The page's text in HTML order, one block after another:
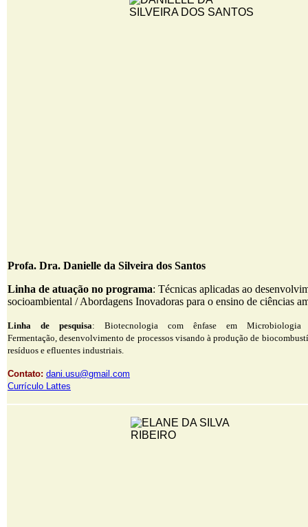
Profa. Dra. Danielle da Silveira dos Santos
Linha de atuação no programa: Técnicas aplicadas ao
socioambiental / Abordagens Inovadoras para o ensino de ciências
Linha de pesquisa: Biotecnologia com ênfase em
Fermentação, desenvolvimento de processos visando à produção de
resíduos e efluentes industriais.
Contato: dani.usu@gmail.com
Currículo Lattes